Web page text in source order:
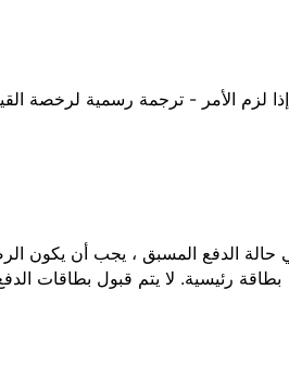
إذا لزم الأمر - ترجمة رسمية لرخصة
بطاقة رئيسية. لا يتم قبول بطاقات